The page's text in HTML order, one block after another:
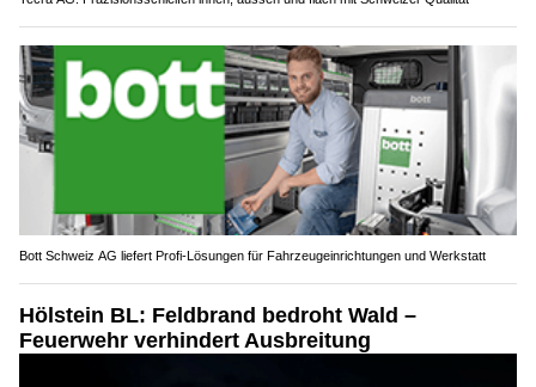
Bott Schweiz AG liefert Profi-Lösungen für Fahrzeugeinrichtungen und Werkstatt
Hölstein BL: Feldbrand bedroht Wald –
Feuerwehr verhindert Ausbreitung